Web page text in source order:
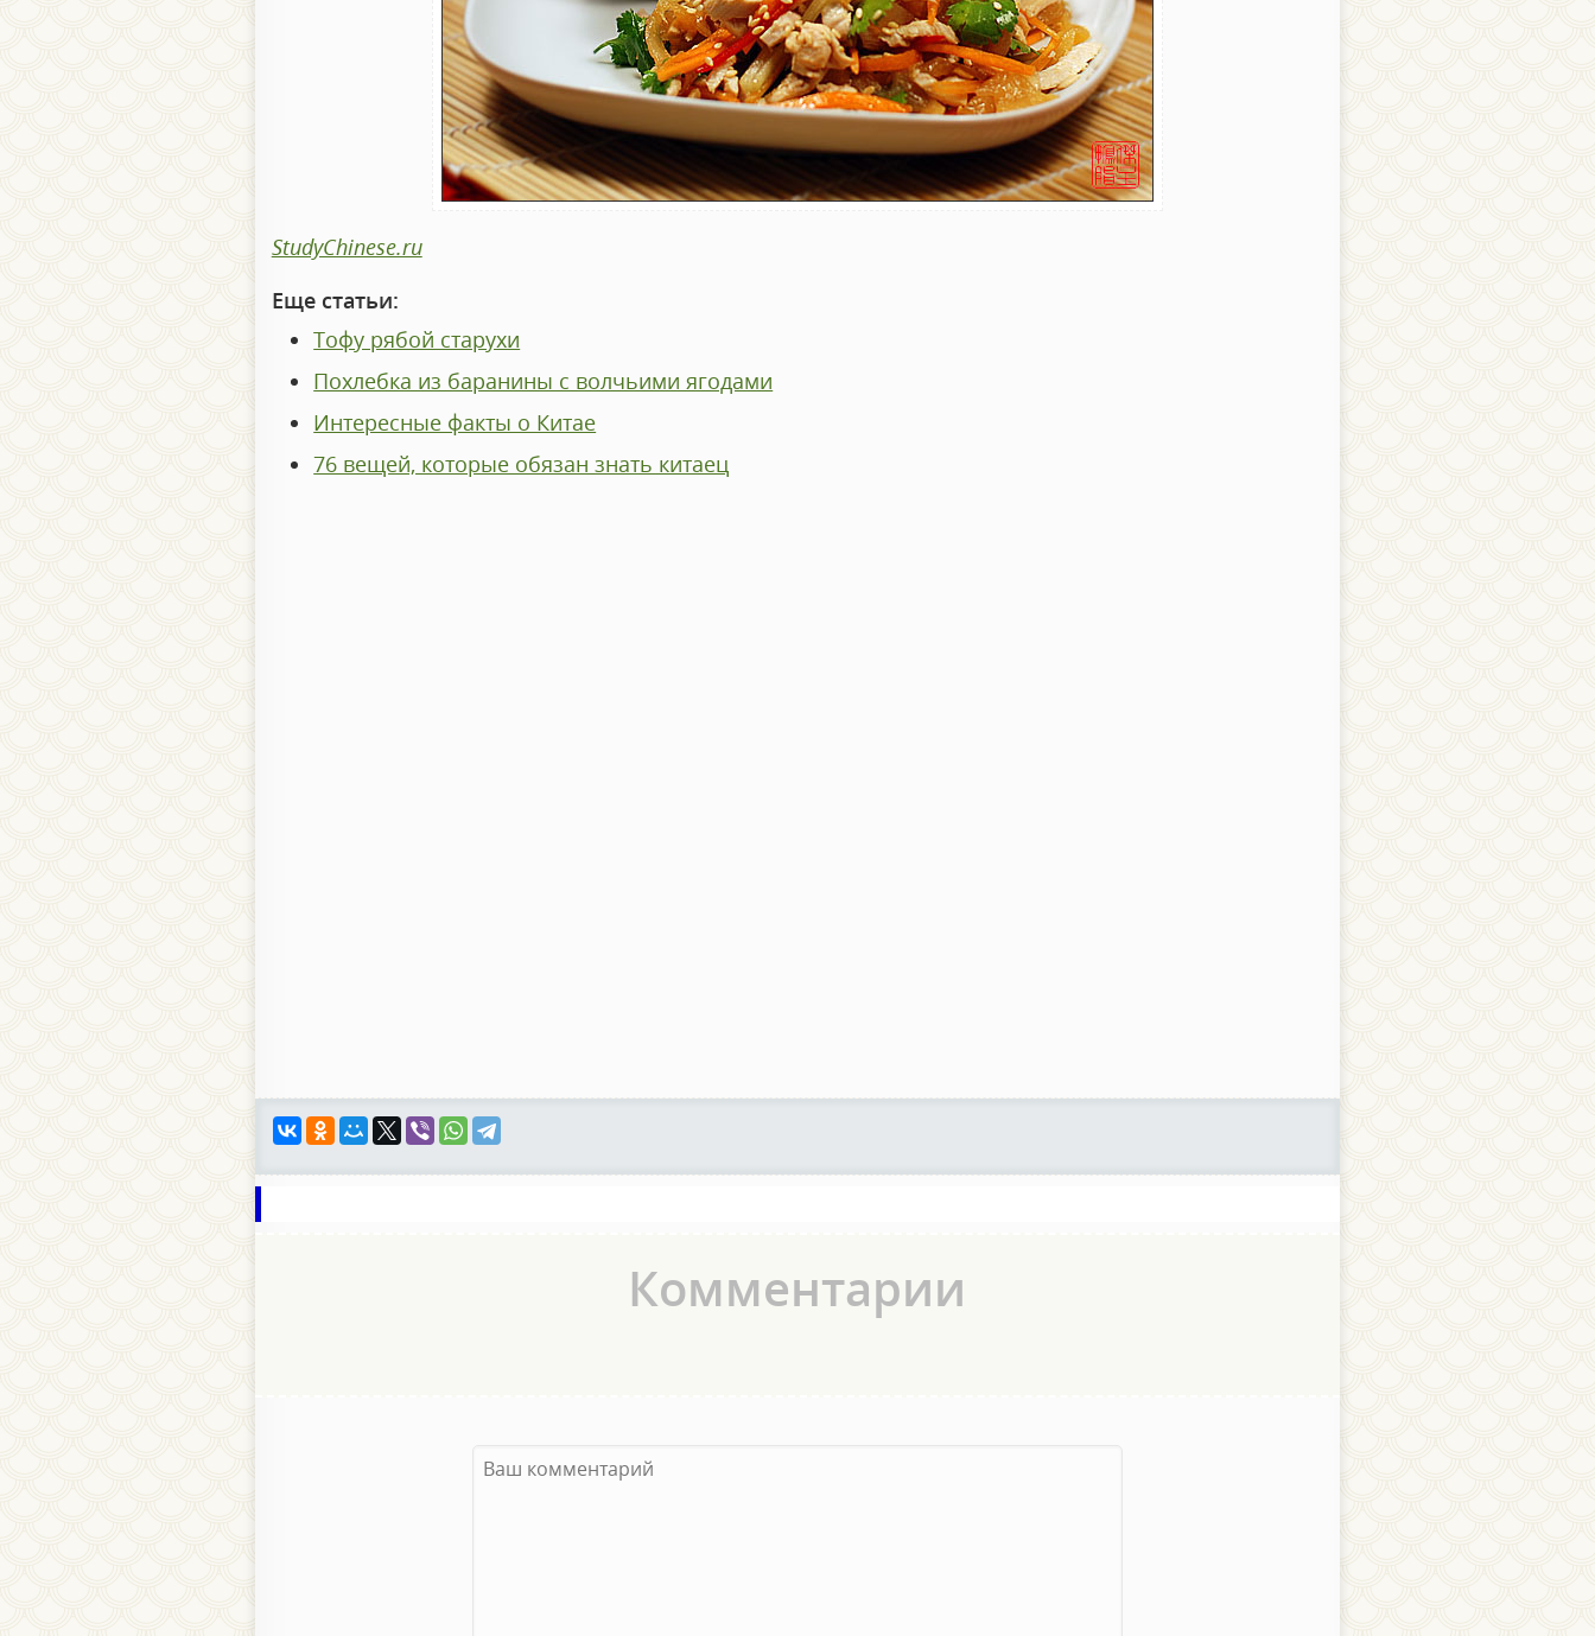
StudyChinese.ru
Еще статьи:
Тофу рябой старухи
Похлебка из баранины с волчьими ягодами
Интересные факты о Китае
76 вещей, которые обязан знать китаец
Комментарии